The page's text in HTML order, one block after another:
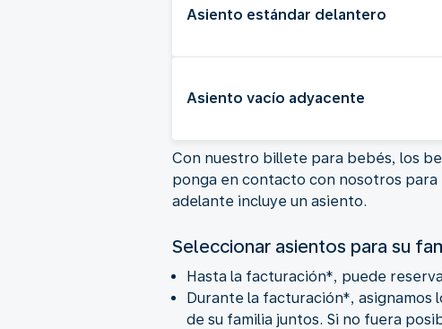
Asiento estándar delantero
Asiento vacío adyacente
Con nuestro billete para bebés, los
ponga en contacto con nosotros
adelante incluye un asiento.
Seleccionar asientos para su
Hasta la facturación*, puede
Durante la facturación*, asignamos
de su familia juntos. Si no fuera